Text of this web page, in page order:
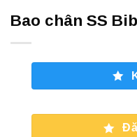
Bao chân SS